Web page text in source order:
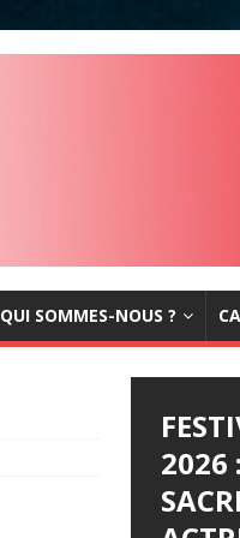
QUI SOMMES-NOUS ?
2026